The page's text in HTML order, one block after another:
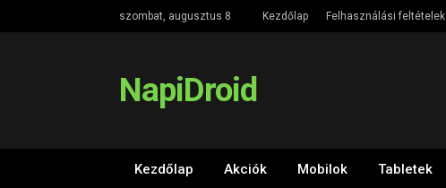
szombat, augusztus 8 Kezdőlap Felhasználási feltételek
NapiDroid
Kezdőlap Akciók Mobilok Tabletek